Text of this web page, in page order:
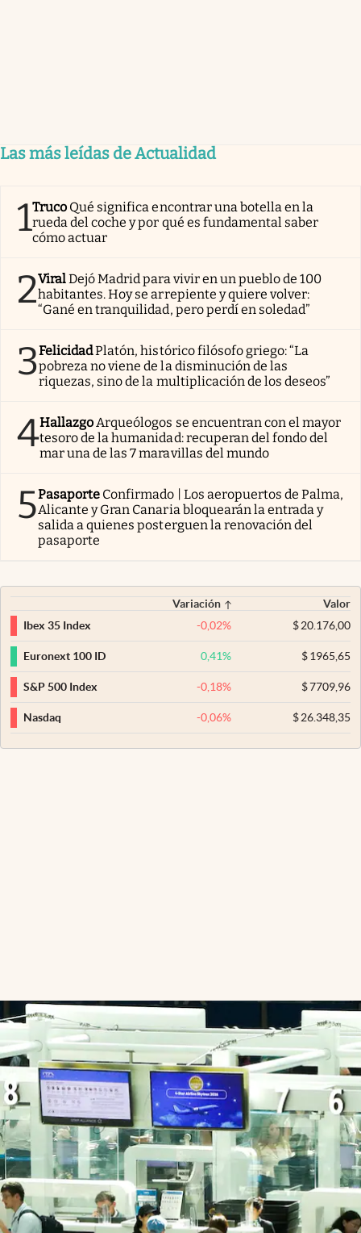
Las más leídas de Actualidad
1Truco Qué significa encontrar una botella en la
rueda del coche y por qué es fundamental saber
cómo actuar
2ViralDejó Madrid para vivir en un pueblo de 100
habitantes. Hoy se arrepiente y quiere volver:
“Gané en tranquilidad, pero perdí en soledad”
3FelicidadPlatón, histórico filósofo griego: “La
pobreza no viene de la disminución de las
riquezas, sino de la multiplicación de los deseos”
4Hallazgo Arqueólogos se encuentran con el mayor
tesoro de la humanidad: recuperan del fondo del
mar una de las 7 maravillas del mundo
5Pasaporte Confirmado | Los aeropuertos de Palma,
Alicante y Gran Canaria bloquearán la entrada y
salida a quienes posterguen la renovación del
pasaporte
Variación
Valor
Ibex 35 Index
-0,02% $20.176,00
Euronext 100 ID 0,41% $1965,65
S&P 500 Index -0,18% $7709,96
Nasdaq -0,06% $26.348,35